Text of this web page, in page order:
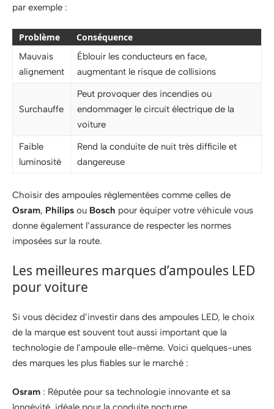
par exemple :
Problème Conséquence
Mauvais
alignement
Éblouir les conducteurs en face,
augmentant le risque de collisions
Surchauffe
Peut provoquer des incendies ou
endommager le circuit électrique de la
voiture
Faible
luminosité
Rend la conduite de nuit très difficile et
dangereuse
Choisir des ampoules réglementées comme celles de
Osram, Philips ou Bosch pour équiper votre véhicule vous
donne également l’assurance de respecter les normes
imposées sur la route.
Les meilleures marques d’ampoules LED
pour voiture
Si vous décidez d’investir dans des ampoules LED, le choix
de la marque est souvent tout aussi important que la
technologie de l’ampoule elle-même. Voici quelques-unes
des marques les plus fiables sur le marché :
Osram : Réputée pour sa technologie innovante et sa